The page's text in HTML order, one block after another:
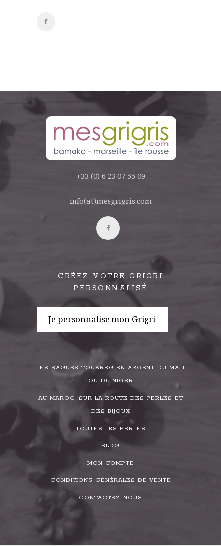
+33 (0) 6 23 07 55 09
info(at)mesgrigris.com
CRÉEZ VOTRE GRIGRI
PERSONNALISÉ
Je personnalise mon Grigri
LES BAGUES TOUAREG EN ARGENT DU MALI
OU DU NIGER
AU MAROC, SUR LA ROUTE DES PERLES ET
DES BIJOUX
TOUTES LES PERLES
BLOG
MON COMPTE
CONDITIONS GÉNÉRALES DE VENTE
CONTACTEZ-NOUS